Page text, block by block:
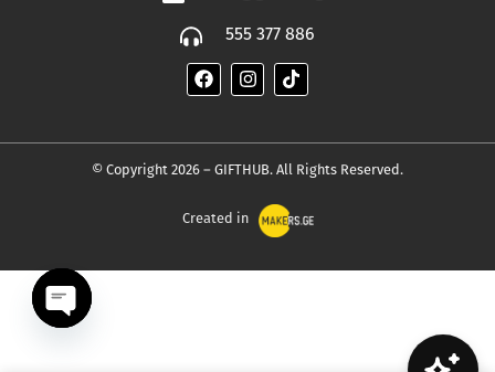
555 377 886
© Copyright 2026 – GIFTHUB. All Rights Reserved.
Created in